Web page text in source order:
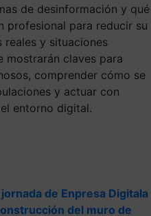
de desinformación y qué
profesional para reducir su
reales y situaciones
mostrarán claves para
comprender cómo se
y actuar con
entorno digital.
de Enpresa Digitala
del muro de